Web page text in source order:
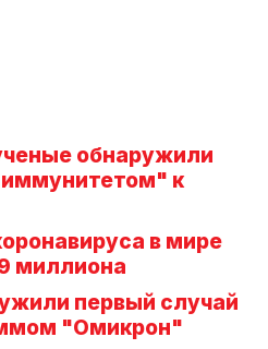
обнаружили
к
в мире
миллиона
первый случай
"Омикрон"